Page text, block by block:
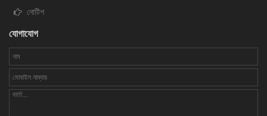
নোটিশ
যোগাযোগ